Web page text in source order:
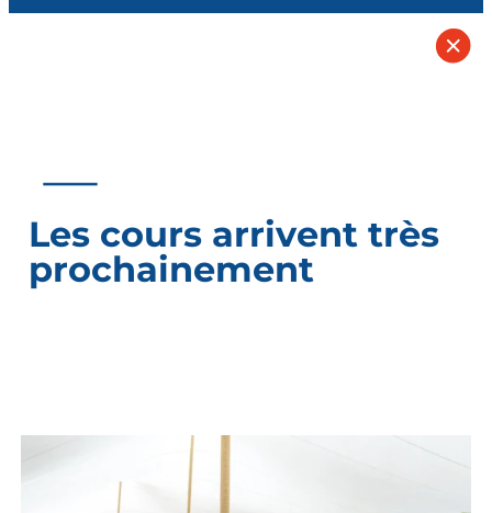
Les cours arrivent très
prochainement